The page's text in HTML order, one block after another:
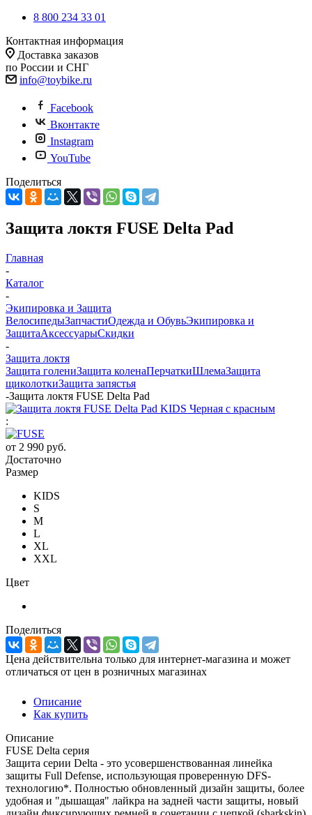
8 800 234 33 01
Контактная информация
Доставка заказов
по России и СНГ
info@toybike.ru
Facebook
Вконтакте
Instagram
YouTube
Поделиться
Защита локтя FUSE Delta Pad
Главная
-
Каталог
-
Экипировка и Защита
ВелосипедыЗапчастиОдежда и ОбувьЭкипировка и
ЗащитаАксессуарыСкидки
-
Защита локтя
Защита голениЗащита коленаПерчаткиШлемаЗащита
щиколоткиЗащита запястья
-Защита локтя FUSE Delta Pad
:
от 2 990 руб.
Достаточно
Размер
KIDS
S
M
L
XL
XXL
Цвет
Поделиться
Цена действительна только для интернет-магазина и может
отличаться от цен в розничных магазинах
Описание
Как купить
Описание
FUSE Delta серия
Защита серии Delta - это усовершенствованная линейка
защиты Full Defense, использующая проверенную DFS-
технологию*. Полностью обновленный дизайн защиты, более
удобная и "дышащая" лайкра на задней части защиты, новый